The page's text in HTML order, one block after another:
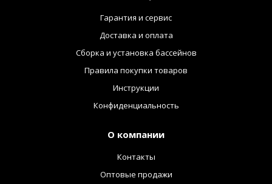
Гарантия и сервис
Доставка и оплата
Сборка и установка бассейнов
Правила покупки товаров
Инструкции
Конфиденциальность
О компании
Контакты
Оптовые продажи